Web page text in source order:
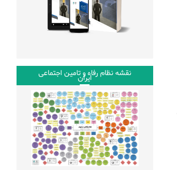
نقشه نظام رفاه و تامین اجتماعی
ایران